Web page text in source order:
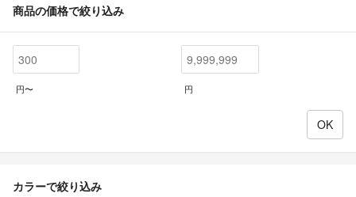
商品の価格で絞り込み
円〜 円
カラーで絞り込み